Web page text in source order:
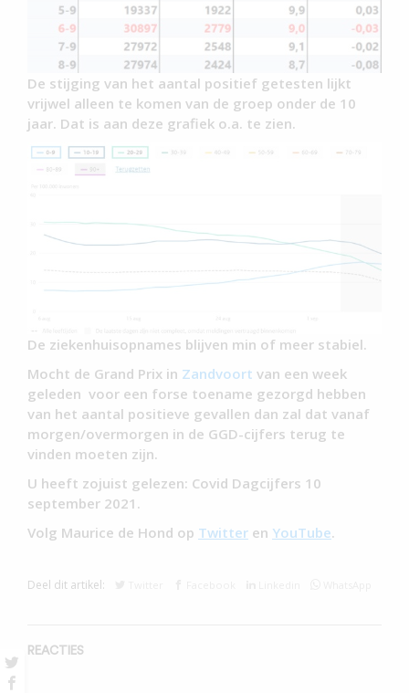
De stijging van het aantal positief getesten lijkt
vrijwel alleen te komen van de groep onder de 10
jaar. Dat is aan deze grafiek o.a. te zien.
De ziekenhuisopnames blijven min of meer stabiel.
Mocht de Grand Prix in Zandvoort van een week
geleden voor een forse toename gezorgd hebben
van het aantal positieve gevallen dan zal dat vanaf
morgen/overmorgen in de GGD-cijfers terug te
vinden moeten zijn.
U heeft zojuist gelezen: Covid Dagcijfers 10
september 2021.
Volg Maurice de Hond op Twitter en YouTube.
Deel dit artikel:
REACTIES